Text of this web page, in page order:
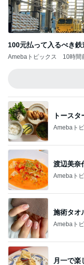
100元払って入るべき鉄
Amebaトピックス 10時間
トース
Amebaト
渡辺美奈
Amebaト
施術タオ
Amebaト
月一で楽